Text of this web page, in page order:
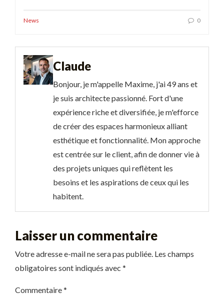
News 0
Claude
Bonjour, je m'appelle Maxime, j'ai 49 ans et
je suis architecte passionné. Fort d'une
expérience riche et diversifiée, je m'efforce
de créer des espaces harmonieux alliant
esthétique et fonctionnalité. Mon approche
est centrée sur le client, afin de donner vie à
des projets uniques qui reflètent les
besoins et les aspirations de ceux qui les
habitent.
Laisser un commentaire
Votre adresse e-mail ne sera pas publiée. Les champs
obligatoires sont indiqués avec *
Commentaire*